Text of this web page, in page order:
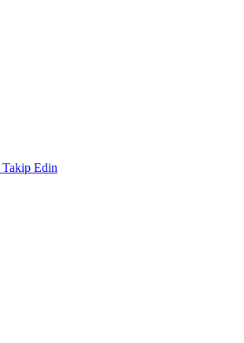
Takip Edin